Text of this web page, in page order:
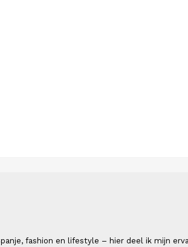
fashion en lifestyle – hier deel ik mijn